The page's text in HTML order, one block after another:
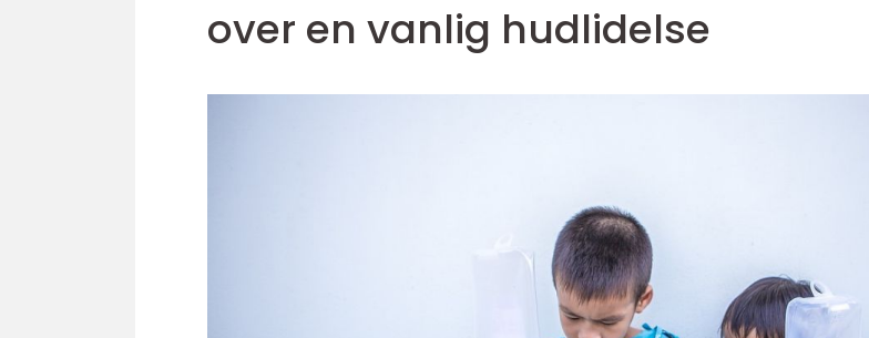
over en vanlig hudlidelse